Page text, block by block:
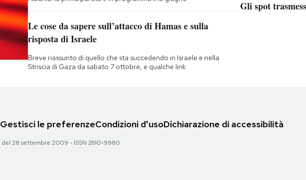
Le cose da sapere sull’attacco di Hamas e sulla
risposta di Israele
Breve riassunto di quello che sta succedendo in Israele e nella
Striscia di Gaza da sabato 7 ottobre, e qualche link
Gli spot
Gestisci le preferenzeCondizioni d'usoDichiarazione di accessibilità
del 28 settembre 2009 - ISSN 2610-9980